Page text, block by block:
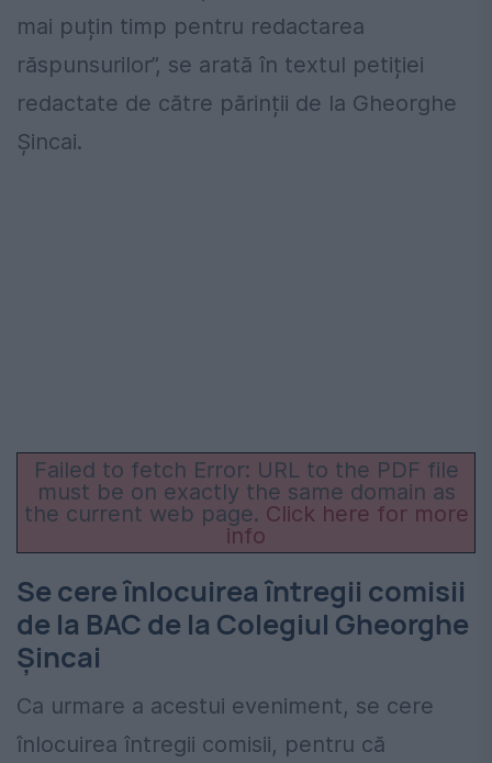
mai puțin timp pentru redactarea
răspunsurilor”, se arată în textul petiției
redactate de către părinții de la Gheorghe
Șincai.
Failed to fetch Error: URL to the PDF file
must be on exactly the same domain as
the current web page. Click here for more
info
Se cere înlocuirea întregii comisii
de la BAC de la Colegiul Gheorghe
Șincai
Ca urmare a acestui eveniment, se cere
înlocuirea întregii comisii, pentru că